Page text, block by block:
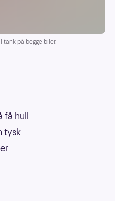
tank på begge biler.
få hull
tysk